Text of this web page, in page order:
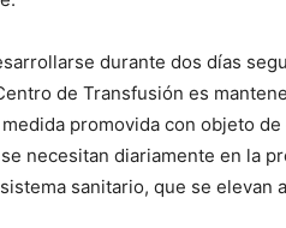
durante dos días
de Transfusión es
promovida con objeto
necesitan diariamente en la
sanitario, que se elevan